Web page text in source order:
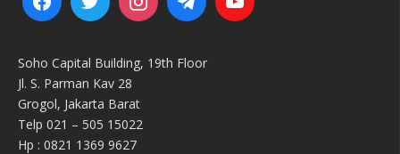
Soho Capital Building, 19th Floor
Jl. S. Parman Kav 28
Grogol, Jakarta Barat
Telp 021 – 505 15022
Hp : 0821 1369 9627